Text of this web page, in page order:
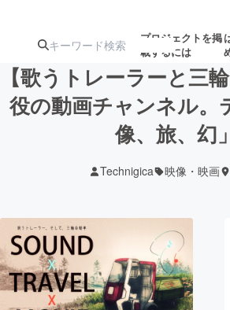
プロジェクトを掲
載するには
注目の新着プロ
募集終
テクノロジー・ガジェット
映像・映画
【歌うトレーラーと三
役の動画チャンネル。
像、旅、幻」
Technigica 映像・映画